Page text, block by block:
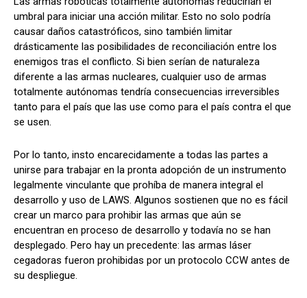
umbral para iniciar una acción militar. Esto no solo podría
causar daños catastróficos, sino también limitar
drásticamente las posibilidades de reconciliación entre los
enemigos tras el conflicto. Si bien serían de naturaleza
diferente a las armas nucleares, cualquier uso de armas
totalmente autónomas tendría consecuencias irreversibles
tanto para el país que las use como para el país contra el que
se usen.
Por lo tanto, insto encarecidamente a todas las partes a
unirse para trabajar en la pronta adopción de un instrumento
legalmente vinculante que prohíba de manera integral el
desarrollo y uso de LAWS. Algunos sostienen que no es fácil
crear un marco para prohibir las armas que aún se
encuentran en proceso de desarrollo y todavía no se han
desplegado. Pero hay un precedente: las armas láser
cegadoras fueron prohibidas por un protocolo CCW antes de
su despliegue.